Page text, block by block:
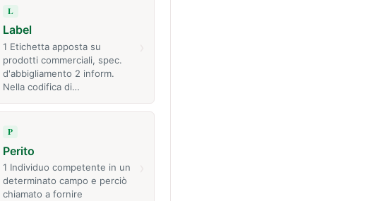
L
Label
1 Etichetta apposta su
prodotti commerciali, spec.
d'abbigliamento 2 inform.
Nella codifica di…
P
Perito
1 Individuo competente in un
determinato campo e perciò
chiamato a fornire